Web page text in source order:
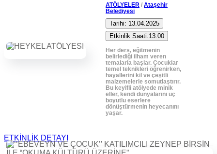
ATÖLYELER / Ataşehir
Belediyesi
Tarihi: 13.04.2025
Etkinlik Saati:13:00
Her ders, eğitmenin
belirlediği ilham veren
temalarla başlar. Çocuklar
temel teknikleri öğrenirken,
hayallerini kil ve çeşitli
malzemelerle somutlaştırır.
Bu keyifli atölyede minik
eller, kendi dünyalarını üç
boyutlu eserlere
dönüştürmenin heyecanını
yaşar.
ETKİNLİK DETAYI